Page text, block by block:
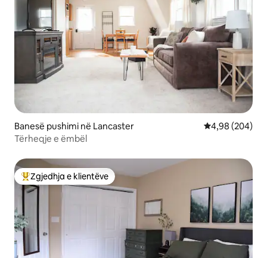
Banesë pushimi në Lancaster Vlerësimi
4,98 (204)
Tërheqje e ëmbël
Më të mirat e zgjedhjeve të klientëve
Zgjedhja e klientëve